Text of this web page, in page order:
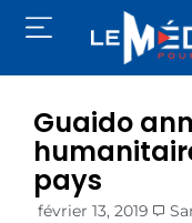
Guaido
pays
février 13, 2019